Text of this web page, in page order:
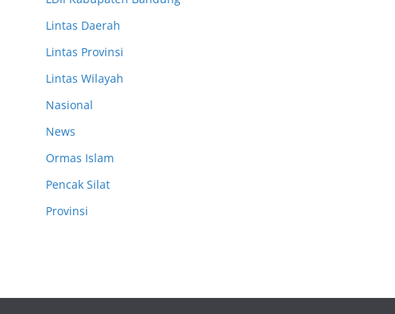
Lintas Daerah
Lintas Provinsi
Lintas Wilayah
Nasional
News
Ormas Islam
Pencak Silat
Provinsi